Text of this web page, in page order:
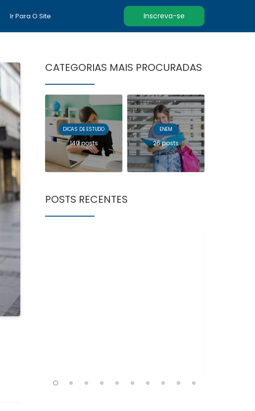
Ir Para O Site Inscreva-se
CATEGORIAS MAIS PROCURADAS
DICAS DE ESTUDO
140 posts
ENEM
26 posts
POSTS RECENTES